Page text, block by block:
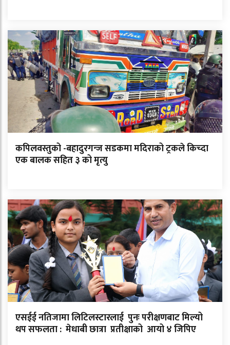
कपिलवस्तुको -बहादुरगन्ज सडकमा मदिराको ट्रकले किच्दा
एक बालक सहित ३ को मृत्यु
एसईई नतिजामा लिटिलस्टारलाई पुनः परीक्षणबाट मिल्यो
थप सफलता : मेधाबी छात्रा प्रतीक्षाको आयो ४ जिपिए